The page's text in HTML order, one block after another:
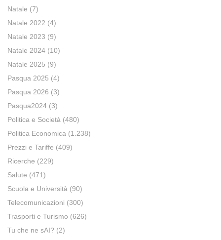
Natale (7)
Natale 2022 (4)
Natale 2023 (9)
Natale 2024 (10)
Natale 2025 (9)
Pasqua 2025 (4)
Pasqua 2026 (3)
Pasqua2024 (3)
Politica e Società (480)
Politica Economica (1.238)
Prezzi e Tariffe (409)
Ricerche (229)
Salute (471)
Scuola e Università (90)
Telecomunicazioni (300)
Trasporti e Turismo (626)
Tu che ne sAI? (2)